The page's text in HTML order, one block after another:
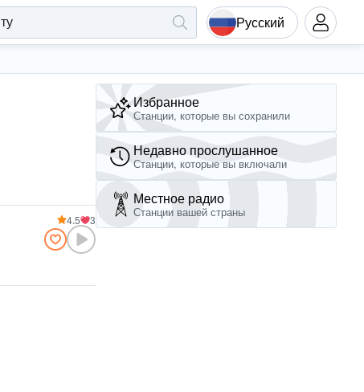
Русский
4.5 3
Избранное
Станции, которые вы сохранили
Недавно прослушанное
Станции, которые вы включали
Местное радио
Станции вашей страны